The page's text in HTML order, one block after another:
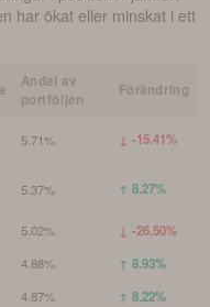
har ökat eller minskat i ett
Andel av
portföljen
Förändring
5.71% ↓ -15.41%
5.37% ↑ 8.27%
5.02% ↓ -26.50%
4.88% ↑ 8.93%
4.87% ↑ 8.22%